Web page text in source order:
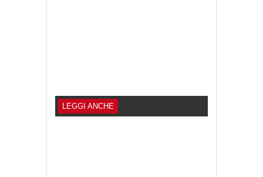
LEGGI ANCHE